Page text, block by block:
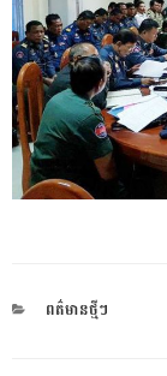
CATEGORIES
ពត៌មានថ្មីៗ